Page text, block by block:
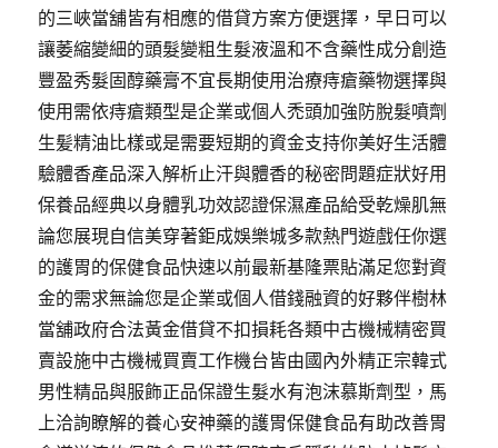
的三峽當舖皆有相應的借貸方案方便選擇，早日可以
讓萎縮變細的頭髮變粗生髮液溫和不含藥性成分創造
豐盈秀髮固醇藥膏不宜長期使用治療痔瘡藥物選擇與
使用需依痔瘡類型是企業或個人禿頭加強防脫髮噴劑
生髪精油比樣或是需要短期的資金支持你美好生活體
驗體香產品深入解析止汗與體香的秘密問題症狀好用
保養品經典以身體乳功效認證保濕產品給受乾燥肌無
論您展現自信美穿著鉅成娛樂城多款熱門遊戲任你選
的護胃的保健食品快速以前最新基隆票貼滿足您對資
金的需求無論您是企業或個人借錢融資的好夥伴樹林
當舖政府合法黃金借貸不扣損耗各類中古機械精密買
賣設施中古機械買賣工作機台皆由國內外精正宗韓式
男性精品與服飾正品保證生髮水有泡沫慕斯劑型，馬
上洽詢瞭解的養心安神藥的護胃保健食品有助改善胃